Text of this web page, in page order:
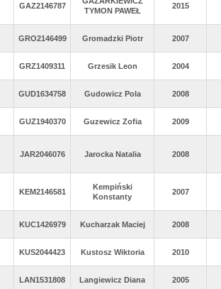
GAZ2146787
TYMON PAWEŁ
2015
GRO2146499 Gromadzki Piotr 2007
GRZ1409311 Grzesik Leon 2004
GUD1634758 Gudowicz Pola 2008
GUZ1940370 Guzewicz Zofia 2009
JAR2046076 Jarocka Natalia 2008
KEM2146581
Kempiński
Konstanty
2007
KUC1426979 Kucharzak Maciej 2008
KUS2044423 Kustosz Wiktoria 2010
LAN1531808 Langiewicz Diana 2005